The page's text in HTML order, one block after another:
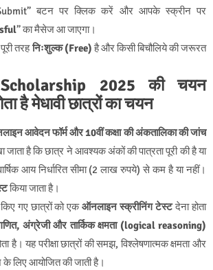
बटन पर क्लिक करें और आपके स्क्रीन पर
” का मैसेज आ जाएगा।
तरहनिःशुल्क (Free)है और किसी बिचौलिये की जरूरत
2025 की चयन
है मेधावी छात्रों का चयन
आवेदन फॉर्म और 10वीं कक्षा की अंकतालिका की जांच
है कि छात्र ने आवश्यक अंकों की पात्रता पूरी की है या
आय निर्धारित सीमा (2 लाख रुपये) से कम है या नहीं।
किया जाता है।
गए छात्रों को एकऑनलाइन स्क्रीनिंग टेस्टदेना होता
अंग्रेजी और तार्किक क्षमता (logical reasoning)
है। यह परीक्षा छात्रों की समझ, विश्लेषणात्मक क्षमता और
लिए आयोजित की जाती है।